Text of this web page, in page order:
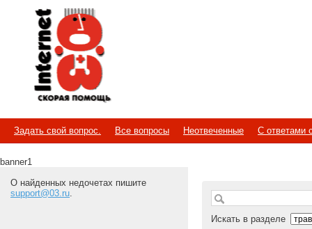
Internet
Скорая помощь
Задать свой вопрос. Все вопросы Неотвеченные С ответами
banner1
О найденных недочетах пишите
support@03.ru.
Искать в разделе